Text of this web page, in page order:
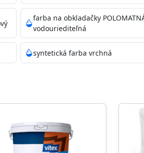
prachu, mastnoty, solí a
light putty a prebrúste. Nové
5°C až 25°C
farba na obkladačky
vodouriediteľná
syntetická farba vrchná